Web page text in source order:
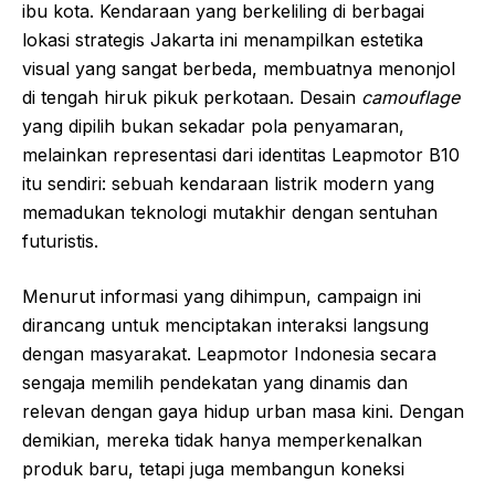
ibu kota. Kendaraan yang berkeliling di berbagai
lokasi strategis Jakarta ini menampilkan estetika
visual yang sangat berbeda, membuatnya menonjol
di tengah hiruk pikuk perkotaan. Desain camouflage
yang dipilih bukan sekadar pola penyamaran,
melainkan representasi dari identitas Leapmotor B10
itu sendiri: sebuah kendaraan listrik modern yang
memadukan teknologi mutakhir dengan sentuhan
futuristis.
Menurut informasi yang dihimpun, campaign ini
dirancang untuk menciptakan interaksi langsung
dengan masyarakat. Leapmotor Indonesia secara
sengaja memilih pendekatan yang dinamis dan
relevan dengan gaya hidup urban masa kini. Dengan
demikian, mereka tidak hanya memperkenalkan
produk baru, tetapi juga membangun koneksi